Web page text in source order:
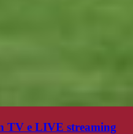
TV e LIVE streaming